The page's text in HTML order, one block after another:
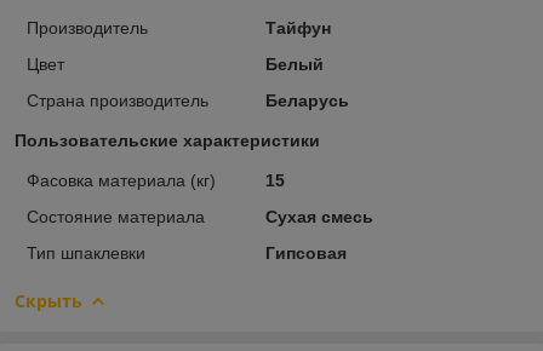
Производитель
Тайфун
Цвет
Белый
Страна производитель
Беларусь
Пользовательские характеристики
Фасовка материала (кг)
15
Состояние материала
Сухая смесь
Тип шпаклевки
Гипсовая
Скрыть